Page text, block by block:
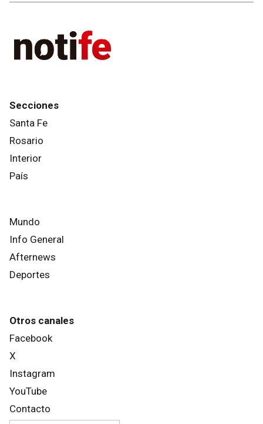
Secciones
Santa Fe
Rosario
Interior
País
Mundo
Info General
Afternews
Deportes
Otros canales
Facebook
X
Instagram
YouTube
Contacto